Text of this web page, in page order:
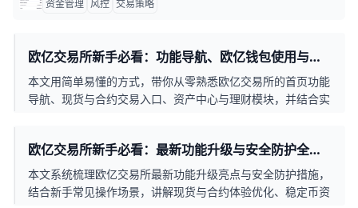
资金管理 风控 交易策略
欧亿交易所新手必看：功能导航、欧亿钱包使用与最
新风险提示
本文用简单易懂的方式，带你从零熟悉欧亿交易所的首页功能
导航、现货与合约交易入口、资产中心与理财模块，并结合实
完成第一笔交易并建立基础安全习惯。
欧亿交易所新手必看：最新功能升级与安全防护全攻
略
本文系统梳理欧亿交易所最新功能升级亮点与安全防护措施，
结合新手常见操作场景，讲解现货与合约体验优化、稳定币资